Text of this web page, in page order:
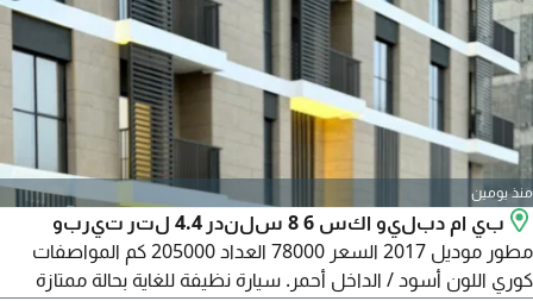
منذ يومين
بي ام دبليو اكس 6 8 سلندر 4.4 لتر تيربو
مطور موديل 2017 السعر 78000 العداد 205000 كم المواصفات
كوري اللون أسود / الداخل أحمر. سيارة نظيفة للغاية بحالة ممتازة